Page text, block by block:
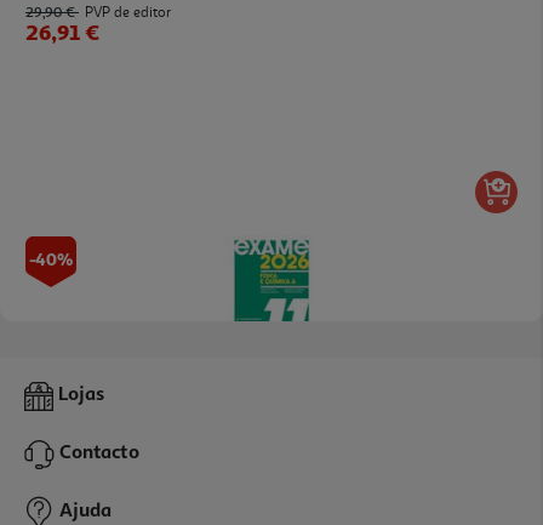
29,90 € PVP de editor
26,91 €
-40%
Livro Exame 2026 Física E Química 11º Ano
29,90 € PVP de editor
17,94 €
Lojas
Contacto
Ajuda